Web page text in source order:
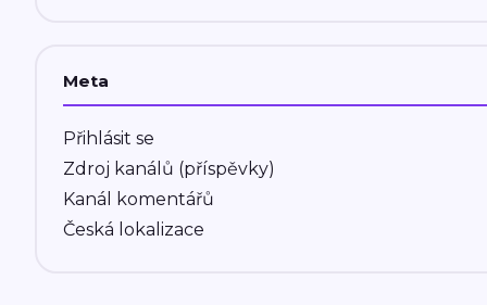
Meta
Přihlásit se
Zdroj kanálů (příspěvky)
Kanál komentářů
Česká lokalizace